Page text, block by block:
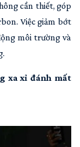
cần thiết, góp
Việc giảm bớt
môi trường và
xa xỉ đánh mất